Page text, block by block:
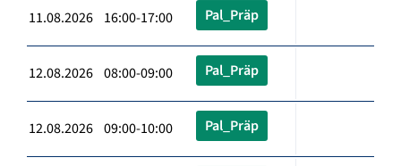
11.08.2026 16:00-17:00 Pal_Präp
12.08.2026 08:00-09:00 Pal_Präp
12.08.2026 09:00-10:00 Pal_Präp